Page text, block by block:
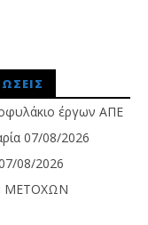
έργων ΑΠΕ
07/08/2026
08/2026
ΜΕΤΟΧΩΝ